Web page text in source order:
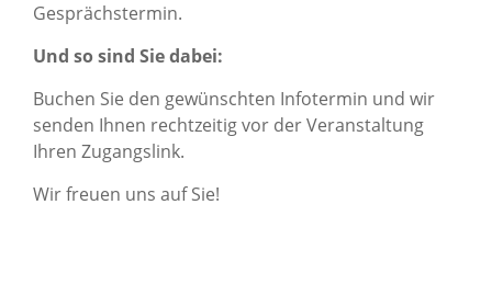
Gesprächstermin.
Und so sind Sie dabei:
Buchen Sie den gewünschten Infotermin und wir
senden Ihnen rechtzeitig vor der Veranstaltung
Ihren Zugangslink.
Wir freuen uns auf Sie!